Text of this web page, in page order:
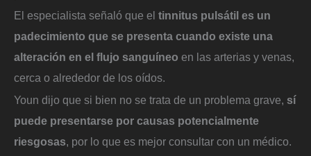
El especialista señaló que el tinnitus pulsátil es un
padecimiento que se presenta cuando existe una
alteración en el flujo sanguíneo en las arterias y venas,
cerca o alrededor de los oídos.
Youn dijo que si bien no se trata de un problema grave, sí
puede presentarse por causas potencialmente
riesgosas, por lo que es mejor consultar con un médico.